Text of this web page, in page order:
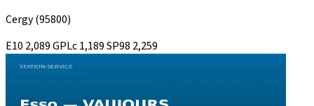
Cergy(95800)
E10 2,089GPLc1,189SP98 2,259